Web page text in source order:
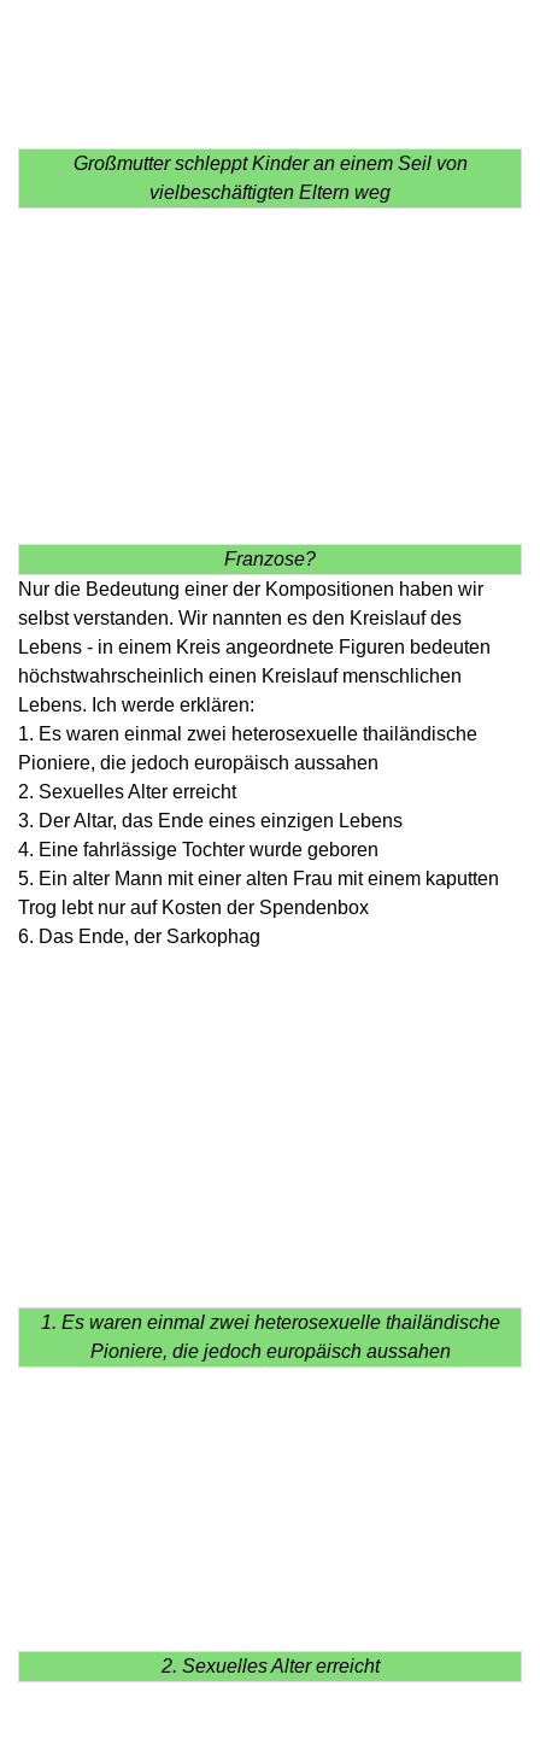
Großmutter schleppt Kinder an einem Seil von
vielbeschäftigten Eltern weg
Franzose?
Nur die Bedeutung einer der Kompositionen haben wir
selbst verstanden. Wir nannten es den Kreislauf des
Lebens - in einem Kreis angeordnete Figuren bedeuten
höchstwahrscheinlich einen Kreislauf menschlichen
Lebens. Ich werde erklären:
1. Es waren einmal zwei heterosexuelle thailändische
Pioniere, die jedoch europäisch aussahen
2. Sexuelles Alter erreicht
3. Der Altar, das Ende eines einzigen Lebens
4. Eine fahrlässige Tochter wurde geboren
5. Ein alter Mann mit einer alten Frau mit einem kaputten
Trog lebt nur auf Kosten der Spendenbox
6. Das Ende, der Sarkophag
1. Es waren einmal zwei heterosexuelle thailändische
Pioniere, die jedoch europäisch aussahen
2. Sexuelles Alter erreicht